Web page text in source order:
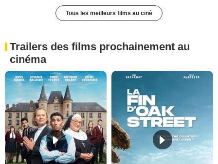
Tous les meilleurs films au ciné
Trailers des films prochainement au
cinéma